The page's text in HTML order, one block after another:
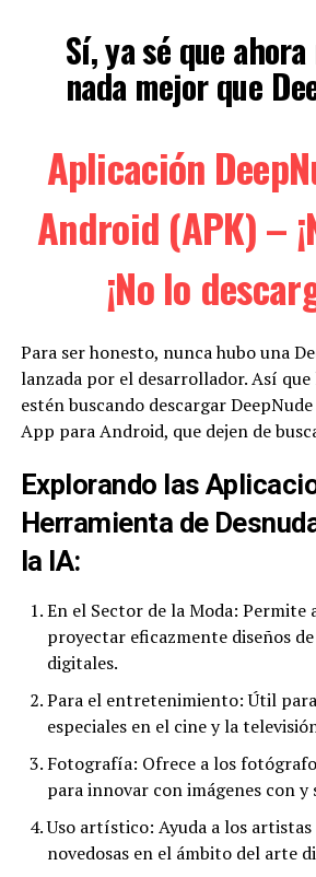
Sí, ya sé que
nada mejor que
Aplicación
Android (APK) –
¡No lo
Para ser honesto, nunca hubo una
lanzada por el desarrollador. Así que
estén buscando descargar
App para Android, que dejen de
Explorando las
Herramienta de
la IA:
En el Sector de la Moda: Permite
proyectar eficazmente diseños
digitales.
Para el entretenimiento: Útil
especiales en el cine y la
Fotografía: Ofrece a los
para innovar con imágenes con y
Uso artístico: Ayuda a los artistas
novedosas en el ámbito del arte